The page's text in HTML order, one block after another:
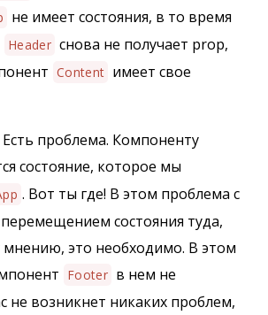
не имеет состояния, в то время
Header снова не получает prop,
Content имеет свое
проблема. Компоненту
состояние, которое мы
. Вот ты где! В этом проблема с
состояния туда,
это необходимо. В этом
Footer в нем не
не возникнет никаких проблем,